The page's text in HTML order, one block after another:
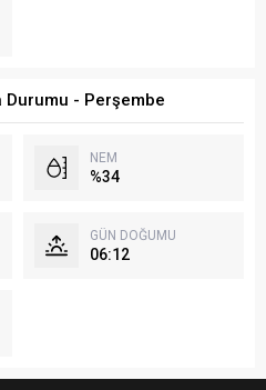
- Perşembe
NEM
%34
GÜN DOĞUMU
06:12